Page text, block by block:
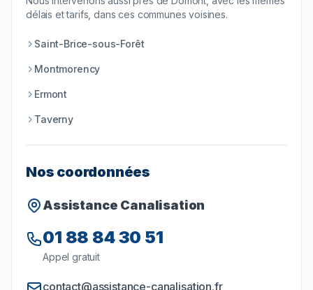
délais et tarifs, dans ces communes voisines.
Saint-Brice-sous-Forêt
Montmorency
Ermont
Taverny
Nos coordonnées
Assistance Canalisation
01 88 84 30 51
Appel gratuit
contact@assistance-canalisation.fr